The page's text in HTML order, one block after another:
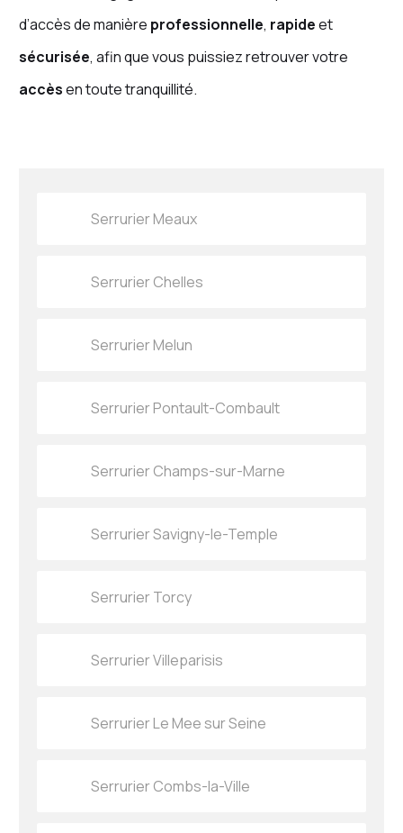
d’accès de manière professionnelle, rapideet
sécurisée, afin que vous puissiez retrouver votre
accèsen toute tranquillité.
Serrurier Meaux
Serrurier Chelles
Serrurier Melun
Serrurier Pontault-Combault
Serrurier Champs-sur-Marne
Serrurier Savigny-le-Temple
Serrurier Torcy
Serrurier Villeparisis
Serrurier Le Mee sur Seine
Serrurier Combs-la-Ville